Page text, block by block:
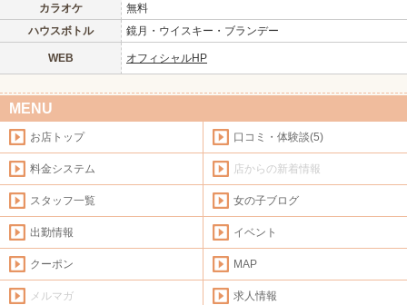
カラオケ
無料
ハウスボトル
鏡月・ウイスキー・ブランデー
WEB オフィシャルHP
MENU
お店トップ 口コミ・体験談(5)
料金システム 店からの新着情報
スタッフ一覧 女の子ブログ
出勤情報 イベント
クーポン MAP
メルマガ 求人情報